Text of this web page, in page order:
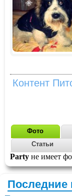
Контент
Фото
Статьи
Party не имеет
Последние